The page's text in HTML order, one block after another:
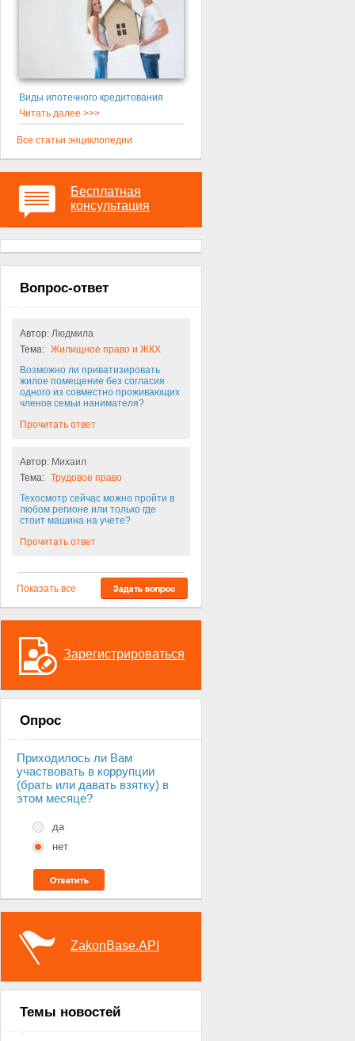
Виды ипотечного кредитования
Читать далее >>>
Все статьи энциклопедии
Бесплатная
консультация
Вопрос-ответ
Автор: Людмила
Тема: Жилищное право и ЖКХ
Возможно ли приватизировать
жилое помещение без согласия
одного из совместно проживающих
членов семьи нанимателя?
Прочитать ответ
Автор: Михаил
Тема: Трудовое право
Техосмотр сейчас можно пройти в
любом регионе или только где
стоит машина на учете?
Прочитать ответ
Показать все
Зарегистрироваться
Опрос
Приходилось ли Вам
участвовать в коррупции
(брать или давать взятку) в
этом месяце?
да
нет
ZakonBase.API
Темы новостей